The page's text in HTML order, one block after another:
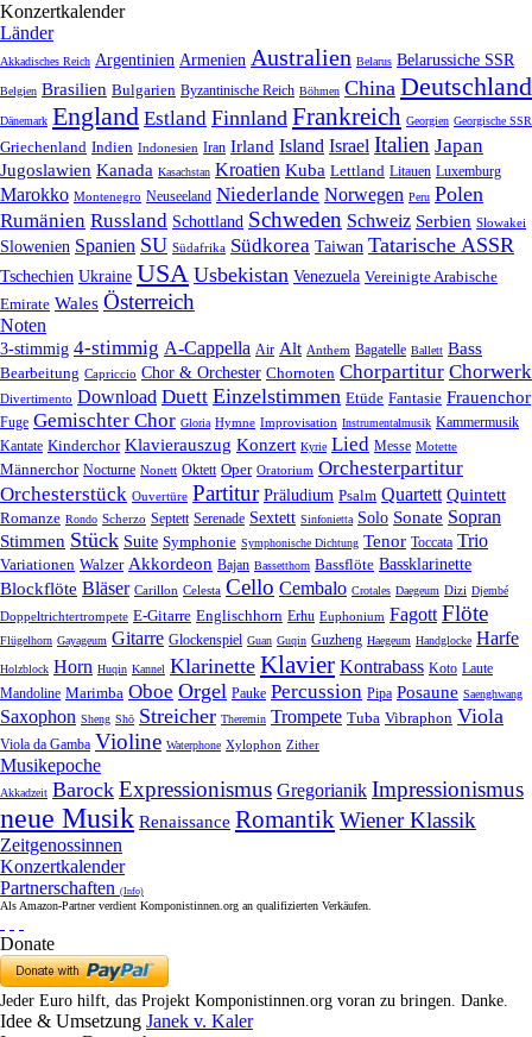
Konzertkalender
Länder
Akkadisches Reich Argentinien Armenien Australien Belarus Belarussiche SSR
Belgien Brasilien Bulgarien Byzantinische Reich Böhmen China Deutschland
Dänemark England Estland Finnland Frankreich Georgien Georgische SSR
Griechenland Indien Indonesien Iran Irland Island Israel Italien Japan
Jugoslawien Kanada Kasachstan Kroatien Kuba Lettland Litauen Luxemburg
Marokko Montenegro Neuseeland Niederlande Norwegen Peru Polen
Rumänien Russland Schottland Schweden Schweiz Serbien Slowakei
Slowenien Spanien SU Südafrika Südkorea Taiwan Tatarische ASSR
Tschechien Ukraine USA Usbekistan Venezuela Vereinigte Arabische
Emirate Wales Österreich
Noten
3-stimmig 4-stimmig A-Cappella Air Alt Anthem Bagatelle Ballett Bass
Bearbeitung Capriccio Chor & Orchester Chornoten Chorpartitur Chorwerk
Divertimento Download Duett Einzelstimmen Etüde Fantasie Frauenchor
Fuge Gemischter Chor Gloria Hymne Improvisation Instrumentalmusik Kammermusik
Kantate Kinderchor Klavierauszug Konzert Kyrie Lied Messe Motette
Männerchor Nocturne Nonett Oktett Oper Oratorium Orchesterpartitur
Orchesterstück Ouvertüre Partitur Präludium Psalm Quartett Quintett
Romanze Rondo Scherzo Septett Serenade Sextett Sinfonietta Solo Sonate Sopran
Stimmen Stück Suite Symphonie Symphonische Dichtung Tenor Toccata Trio
Variationen Walzer Akkordeon Bajan Bassetthorn Bassflöte Bassklarinette
Blockflöte Bläser Carillon Celesta Cello Cembalo Crotales Daegeum Dizi Djembé
Doppeltrichtertrompete E-Gitarre Englischhorn Erhu Euphonium Fagott Flöte
Flügelhorn Gayageum Gitarre Glockenspiel Guan Guqin Guzheng Haegeum Handglocke Harfe
Holzblock Horn Huqin Kannel Klarinette Klavier Kontrabass Koto Laute
Mandoline Marimba Oboe Orgel Pauke Percussion Pipa Posaune Saenghwang
Saxophon Sheng Shō Streicher Theremin Trompete Tuba Vibraphon Viola
Viola da Gamba Violine Waterphone Xylophon Zither
Musikepoche
Akkadzeit Barock Expressionismus Gregorianik Impressionismus
neue Musik Renaissance RomantikWiener Klassik
Zeitgenossinnen
Konzertkalender
Partnerschaften (Info)
Als Amazon-Partner verdient Komponistinnen.org an qualifizierten Verkäufen.
Donate
Jeder Euro hilft, das Projekt Komponistinnen.org voran zu bringen. Danke.
Idee & Umsetzung Janek v. Kaler